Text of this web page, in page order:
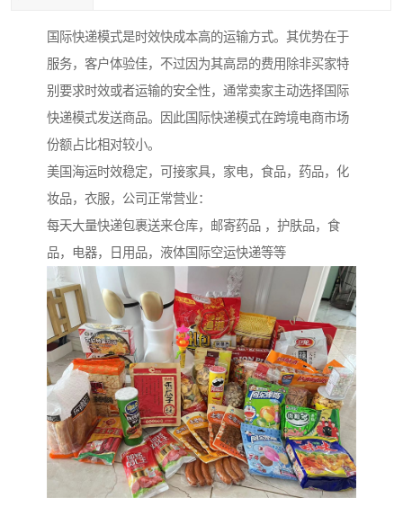
国际快递模式是时效快成本高的运输方式。其优势在于
服务，客户体验佳，不过因为其高昂的费用除非买家特
别要求时效或者运输的安全性，通常卖家主动选择国际
快递模式发送商品。因此国际快递模式在跨境电商市场
份额占比相对较小。
美国海运时效稳定，可接家具，家电，食品，药品，化
妆品，衣服，公司正常营业：
每天大量快递包裹送来仓库，邮寄药品 ，护肤品，食
品，电器，日用品，液体国际空运快递等等